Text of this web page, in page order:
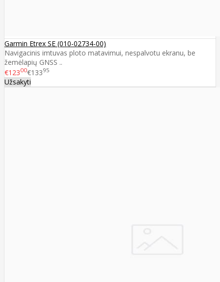
Garmin Etrex SE (010-02734-00)
Navigacinis imtuvas ploto matavimui, nespalvotu ekranu, be
žemėlapių GNSS ..
€12300€13395
Užsakyti